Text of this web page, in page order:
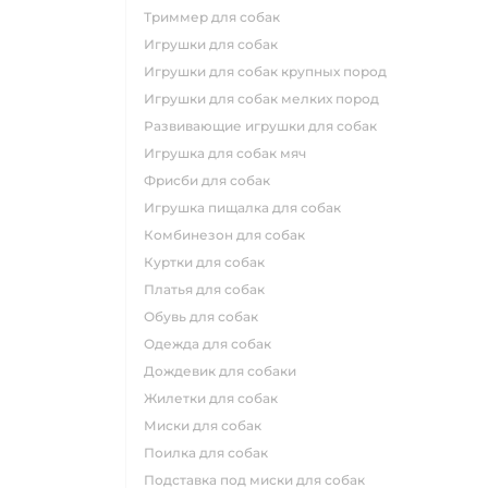
триммер для собак
игрушки для собак
игрушки для собак крупных пород
игрушки для собак мелких пород
развивающие игрушки для собак
игрушка для собак мяч
фрисби для собак
игрушка пищалка для собак
комбинезон для собак
куртки для собак
платья для собак
обувь для собак
одежда для собак
дождевик для собаки
жилетки для собак
миски для собак
поилка для собак
подставка под миски для собак